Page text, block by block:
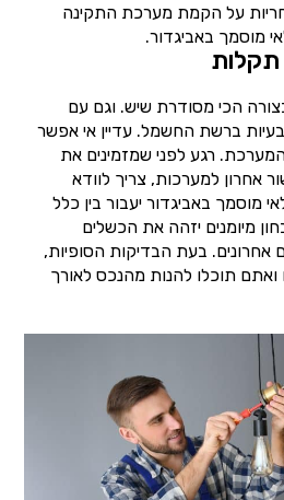
על הקמת מערכת התקינה
מוסמך באביגדור.
תקלות
הכי מסודרת שיש. וגם עם
ברשת החשמל. עדיין אי אפשר
רגע לפני שמזמינים את
אחרון למערכות, צריך לוודא
מוסמך באביגדור יעבור בין כלל
מיומנים יזהה את הכשלים
אחרונים. בעת הבדיקות הסופיות,
ואתם תוכלו להנות מהנכס לאורך